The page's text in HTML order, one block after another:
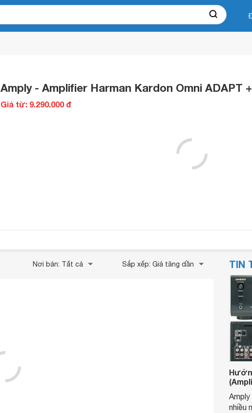
Amply - Amplifier Harman Kardon Omni ADAPT
Giá từ: 9.290.000 đ
Nơi bán: Tất cả Sắp xếp: Giá tăng dần TIN
nhiều